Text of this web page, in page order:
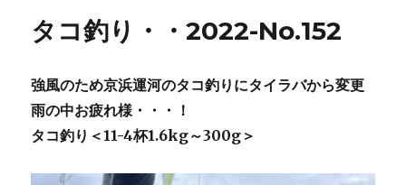
タコ釣り・・2022-No.152
強風のため京浜運河のタコ釣りにタイラバから変更
雨の中お疲れ様・・・！
タコ釣り＜11-4杯1.6kg～300g＞